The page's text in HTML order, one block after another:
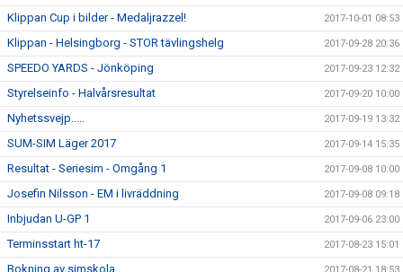
Klippan Cup i bilder - Medaljrazzel! 2017-10-01 08:53
Klippan - Helsingborg - STOR tävlingshelg 2017-09-28 20:36
SPEEDO YARDS - Jönköping 2017-09-23 12:32
Styrelseinfo - Halvårsresultat 2017-09-20 10:00
Nyhetssvejp..... 2017-09-19 13:32
SUM-SIM Läger 2017 2017-09-14 15:35
Resultat - Seriesim - Omgång 1 2017-09-08 10:00
Josefin Nilsson - EM i livräddning 2017-09-08 09:18
Inbjudan U-GP 1 2017-09-06 23:00
Terminsstart ht-17 2017-08-23 15:01
Bokning av simskola